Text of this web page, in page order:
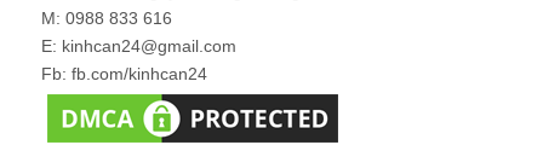
M: 0988 833 616
E: kinhcan24@gmail.com
Fb: fb.com/kinhcan24